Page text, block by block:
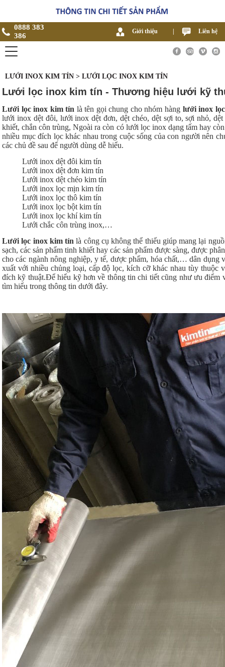
0888 383
386
Giới thiệu Liên hệ
LƯỚI INOX KIM TÍN > LƯỚI LỌC INOX KIM TÍN
Lưới lọc inox kim tín - Thương hiệu lưới kỹ
Lưới lọc inox kim tín là tên gọi chung cho nhóm hàng lưới inox lọc
lưới inox dệt đôi, lưới inox dệt đơn, dệt chéo, dệt sợi to, sợi nhỏ,
khiết, chắn côn trùng, Ngoài ra còn có lưới lọc inox dạng tấm hay
nhiều mục đích lọc khác nhau trong cuộc sống của con người nên
các chủ đề sau để người dùng dễ hiểu.
Lưới inox dệt đôi kim tín
Lưới inox dệt đơn kim tín
Lưới inox dệt chéo kim tín
Lưới inox lọc mịn kim tín
Lưới inox lọc thô kim tín
Lưới inox lọc bột kim tín
Lưới inox lọc khí kim tín
Lưới chắc côn trùng inox,…
Lưới lọc inox kim tín là công cụ không thể thiếu giúp mang lại
sạch, các sản phẩm tinh khiết hay các sản phẩm được sàng, được
cho các ngành nông nghiệp, y tế, dược phẩm, hóa chất,… dân
xuất với nhiều chủng loại, cấp độ lọc, kích cỡ khác nhau tùy thuộc
đích kỹ thuật.Để hiểu kỹ hơn về thông tin chi tiết cũng như ưu điểm
tìm hiểu trong thông tin dưới đây.